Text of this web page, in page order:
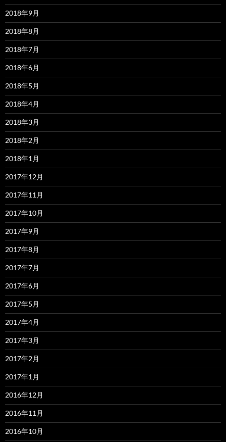
2018年9月
2018年8月
2018年7月
2018年6月
2018年5月
2018年4月
2018年3月
2018年2月
2018年1月
2017年12月
2017年11月
2017年10月
2017年9月
2017年8月
2017年7月
2017年6月
2017年5月
2017年4月
2017年3月
2017年2月
2017年1月
2016年12月
2016年11月
2016年10月